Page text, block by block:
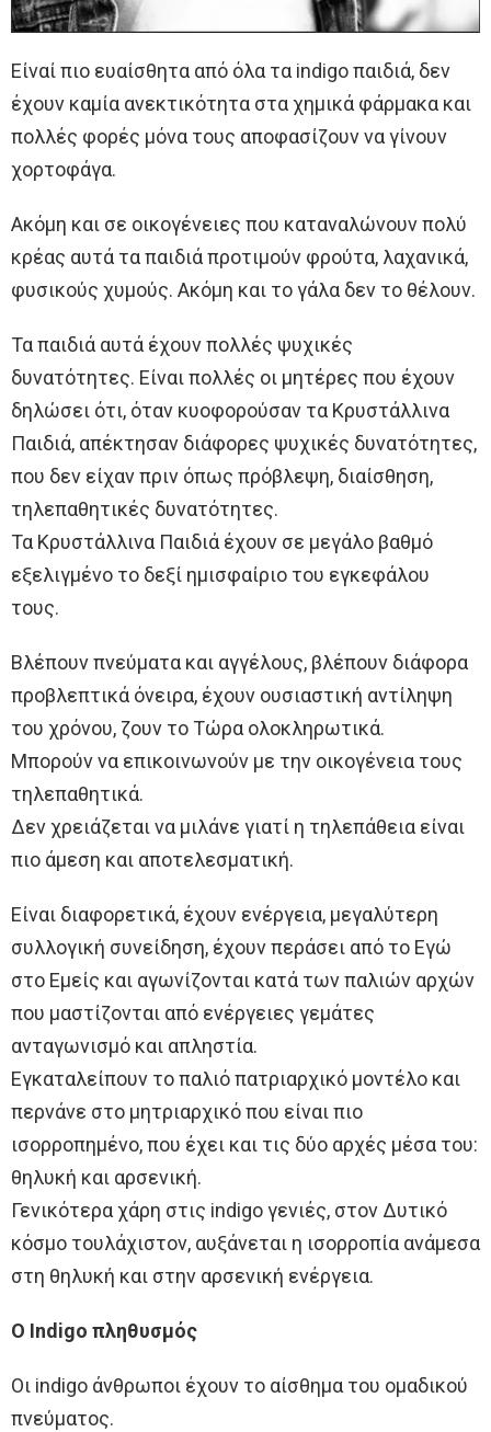
Είναί πιο ευαίσθητα από όλα τα indigo παιδιά, δεν
έχουν καμία ανεκτικότητα στα χημικά φάρμακα και
πολλές φορές μόνα τους αποφασίζουν να γίνουν
χορτοφάγα.
Ακόμη και σε οικογένειες που καταναλώνουν πολύ
κρέας αυτά τα παιδιά προτιμούν φρούτα, λαχανικά,
φυσικούς χυμούς. Ακόμη και το γάλα δεν το θέλουν.
Τα παιδιά αυτά έχουν πολλές ψυχικές
δυνατότητες. Είναι πολλές οι μητέρες που έχουν
δηλώσει ότι, όταν κυοφορούσαν τα Κρυστάλλινα
Παιδιά, απέκτησαν διάφορες ψυχικές δυνατότητες,
που δεν είχαν πριν όπως πρόβλεψη, διαίσθηση,
τηλεπαθητικές δυνατότητες.
Τα Κρυστάλλινα Παιδιά έχουν σε μεγάλο βαθμό
εξελιγμένο το δεξί ημισφαίριο του εγκεφάλου
τους.
Βλέπουν πνεύματα και αγγέλους, βλέπουν διάφορα
προβλεπτικά όνειρα, έχουν ουσιαστική αντίληψη
του χρόνου, ζουν το Τώρα ολοκληρωτικά.
Μπορούν να επικοινωνούν με την οικογένεια τους
τηλεπαθητικά.
Δεν χρειάζεται να μιλάνε γιατί η τηλεπάθεια είναι
πιο άμεση και αποτελεσματική.
Είναι διαφορετικά, έχουν ενέργεια, μεγαλύτερη
συλλογική συνείδηση, έχουν περάσει από το Εγώ
στο Εμείς και αγωνίζονται κατά των παλιών αρχών
που μαστίζονται από ενέργειες γεμάτες
ανταγωνισμό και απληστία.
Εγκαταλείπουν το παλιό πατριαρχικό μοντέλο και
περνάνε στο μητριαρχικό που είναι πιο
ισορροπημένο, που έχει και τις δύο αρχές μέσα του:
θηλυκή και αρσενική.
Γενικότερα χάρη στις indigo γενιές, στον Δυτικό
κόσμο τουλάχιστον, αυξάνεται η ισορροπία ανάμεσα
στη θηλυκή και στην αρσενική ενέργεια.
O Indigo πληθυσμός
Οι indigo άνθρωποι έχουν το αίσθημα του ομαδικού
πνεύματος.